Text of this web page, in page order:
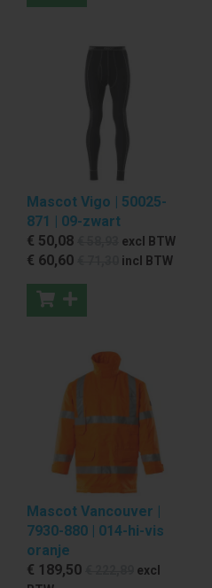
Mascot Vigo | 50025-
871 | 09-zwart
€ 50,08 excl BTW
€ 60,60 incl BTW
Mascot Vancouver |
7930-880 | 014-hi-vis
oranje
€ 189,50
excl